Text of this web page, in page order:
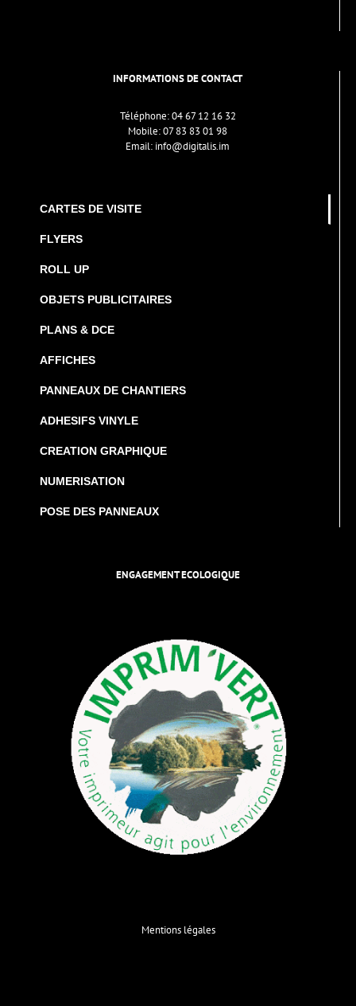
INFORMATIONS DE CONTACT
Téléphone:04 67 12 16 32
Mobile:07 83 83 01 98
Email: info@digitalis.im
CARTES DE VISITE
FLYERS
ROLL UP
OBJETS PUBLICITAIRES
PLANS & DCE
AFFICHES
PANNEAUX DE CHANTIERS
ADHESIFS VINYLE
CREATION GRAPHIQUE
NUMERISATION
POSE DES PANNEAUX
ENGAGEMENT ECOLOGIQUE
Mentions légales